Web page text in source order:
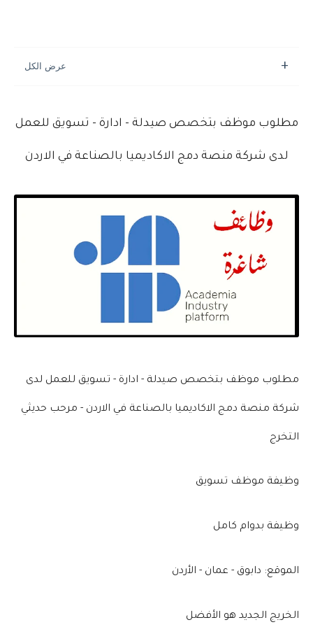
مطلوب موظف بتخصص صيدلة - ادارة - تسويق للعمل
لدى شركة منصة دمج الاكاديميا بالصناعة في الاردن
مطلوب موظف بتخصص صيدلة - ادارة - تسويق للعمل لدى
شركة منصة دمج الاكاديميا بالصناعة في الاردن - مرحب حديثي
التخرج
وظيفة موظف تسويق
وظيفة بدوام كامل
الموقع: دابوق - عمان - الأردن
الخريج الجديد هو الأفضل